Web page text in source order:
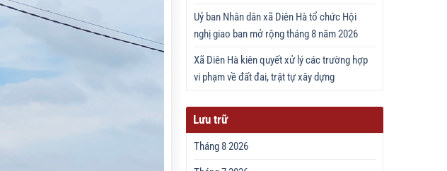
Uỷ ban Nhân dân xã Diên Hà tổ chức Hội
nghị giao ban mở rộng tháng 8 năm 2026
Xã Diên Hà kiên quyết xử lý các trường hợp
vi phạm về đất đai, trật tự xây dựng
Lưu trữ
Tháng 8 2026